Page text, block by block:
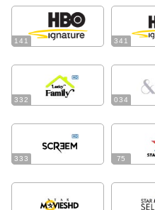
141 341
332 034
333 75